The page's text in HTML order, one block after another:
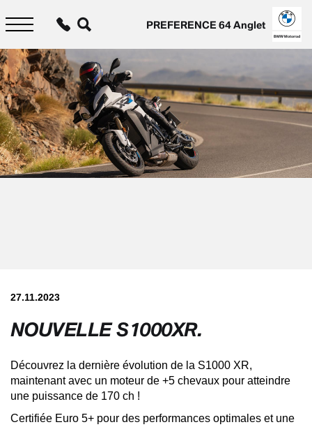
contenu
PREFERENCE 64 Anglet
BMW Motorrad
27.11.2023
NOUVELLE S1000XR.
Découvrez la dernière évolution de la S1000 XR,
maintenant avec un moteur de +5 chevaux pour atteindre
une puissance de 170 ch !
Certifiée Euro 5+ pour des performances optimales et une